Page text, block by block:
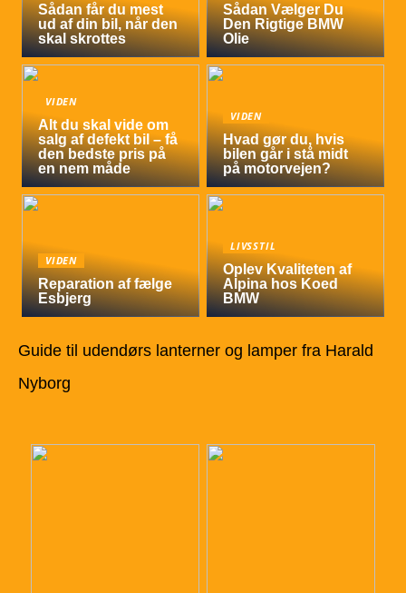
Sådan får du mest
ud af din bil, når den
skal skrottes
Sådan Vælger Du
Den Rigtige BMW
Olie
VIDEN
Alt du skal vide om
salg af defekt bil – få
den bedste pris på
en nem måde
VIDEN
Hvad gør du, hvis
bilen går i stå midt
på motorvejen?
VIDEN
Reparation af fælge
Esbjerg
LIVSSTIL
Oplev Kvaliteten af
Alpina hos Koed
BMW
Guide til udendørs lanterner og lamper fra Harald
Nyborg